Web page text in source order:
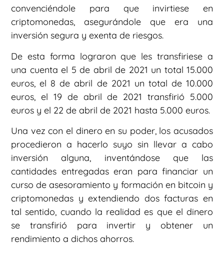
convenciéndole para que invirtiese en
criptomonedas, asegurándole que era una
inversión segura y exenta de riesgos.
De esta forma lograron que les transfiriese a
una cuenta el 5 de abril de 2021 un total 15.000
euros, el 8 de abril de 2021 un total de 10.000
euros, el 19 de abril de 2021 transfirió 5.000
euros y el 22 de abril de 2021 hasta 5.000 euros.
Una vez con el dinero en su poder, los acusados
procedieron a hacerlo suyo sin llevar a cabo
inversión alguna, inventándose que las
cantidades entregadas eran para financiar un
curso de asesoramiento y formación en bitcoin y
criptomonedas y extendiendo dos facturas en
tal sentido, cuando la realidad es que el dinero
se transfirió para invertir y obtener un
rendimiento a dichos ahorros.